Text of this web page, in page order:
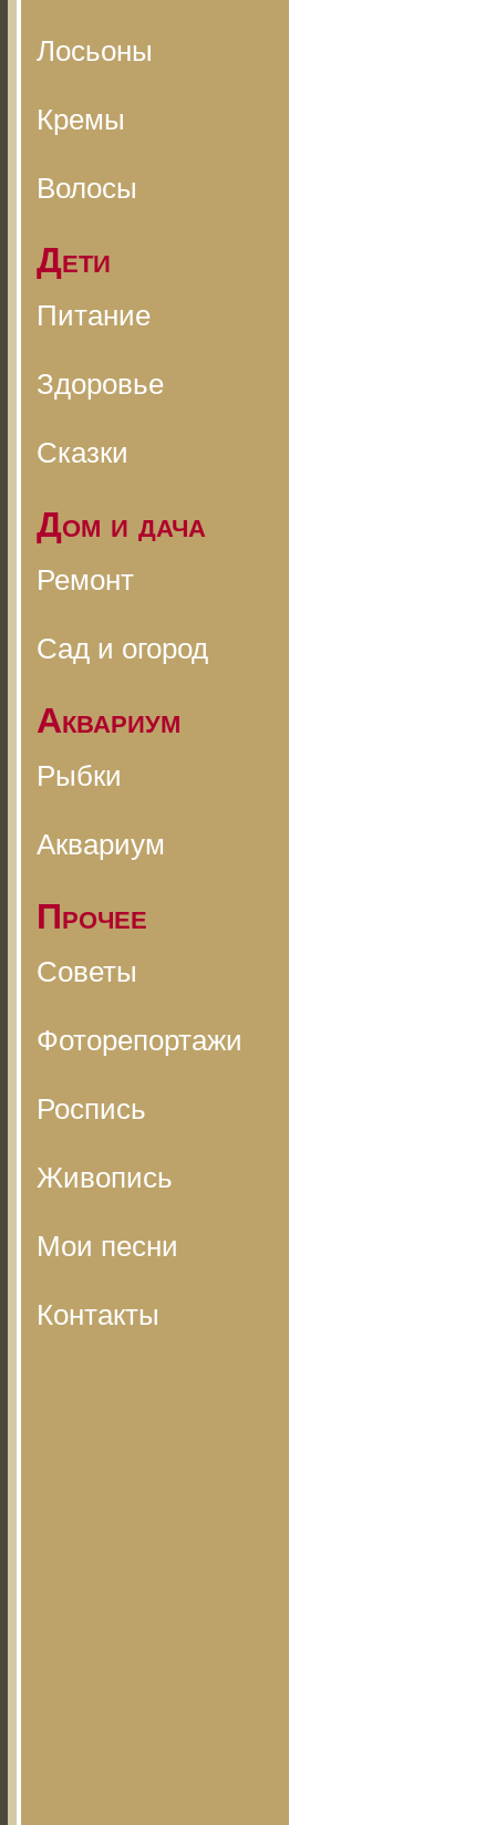
Лосьоны
Кремы
Волосы
Дети
Питание
Здоровье
Сказки
Дом и дача
Ремонт
Сад и огород
Аквариум
Рыбки
Аквариум
Прочее
Советы
Фоторепортажи
Роспись
Живопись
Мои песни
Контакты